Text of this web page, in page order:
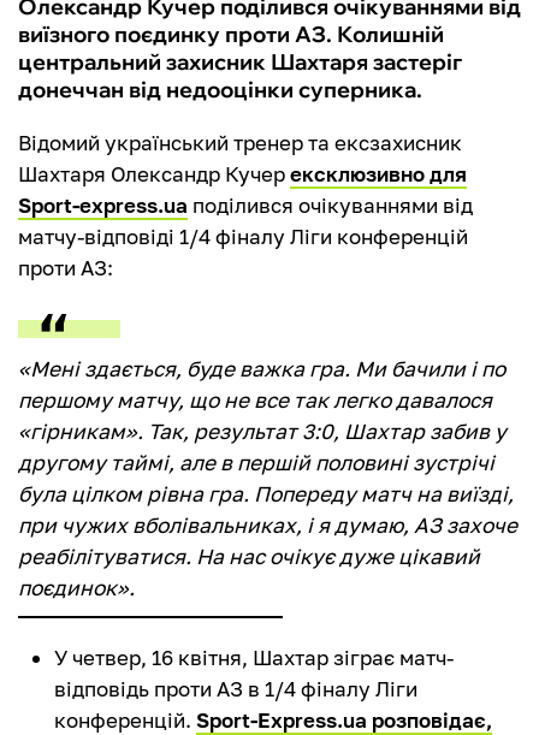
Олександр Кучер поділився очікуваннями від
виїзного поєдинку проти АЗ. Колишній
центральний захисник Шахтаря застеріг
донеччан від недооцінки суперника.
Відомий український тренер та ексзахисник
Шахтаря Олександр Кучерексклюзивно для
Sport-express.ua поділився очікуваннями від
матчу-відповіді 1/4 фіналу Ліги конференцій
проти АЗ:
«Мені здається, буде важка гра. Ми бачили і по
першому матчу, що не все так легко давалося
«гірникам». Так, результат 3:0, Шахтар забив у
другому таймі, але в першій половині зустрічі
була цілком рівна гра. Попереду матч на виїзді,
при чужих вболівальниках, і я думаю, АЗ захоче
реабілітуватися. На нас очікує дуже цікавий
поєдинок».
У четвер, 16 квітня, Шахтар зіграє матч-
відповідь проти АЗ в 1/4 фіналу Ліги
конференцій. Sport-Express.ua розповідає,